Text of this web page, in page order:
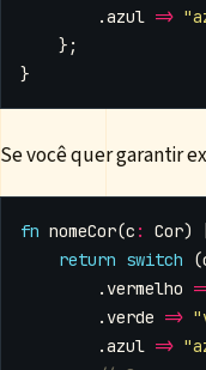
.azul =>
};
}
Se você quer garantir
fn nomeCor(c : Cor)
return switch (
. vermelho
. verde =>
.azul =>